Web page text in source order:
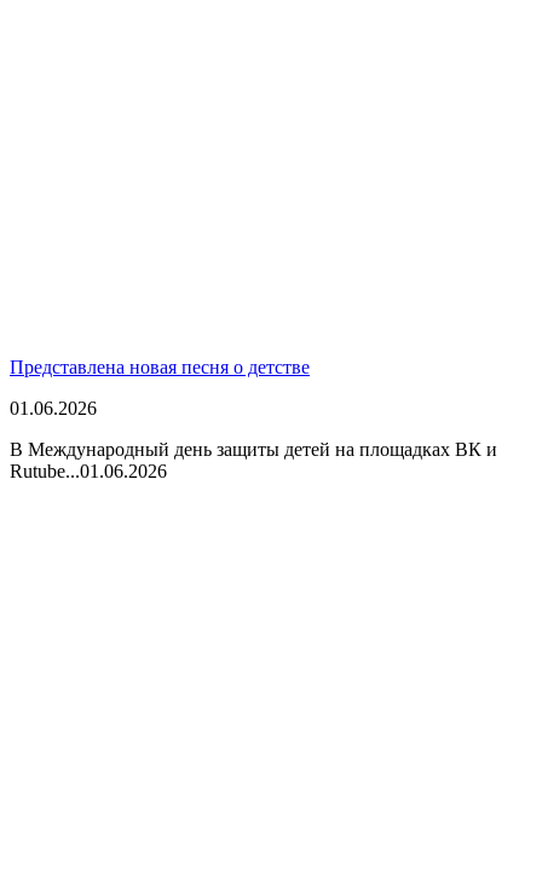
Представлена новая песня о детстве
01.06.2026
В Международный день защиты детей на площадках ВК и
Rutube...01.06.2026